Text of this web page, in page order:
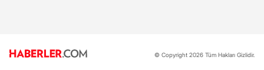
© Copyright 2026 Tüm Hakları Gizlidir.